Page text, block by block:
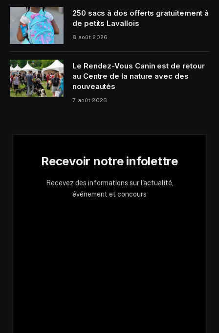
250 sacs à dos offerts gratuitement à
de petits Lavallois
8 août 2026
Le Rendez-Vous Canin est de retour
au Centre de la nature avec des
nouveautés
7 août 2026
Recevoir notre infolettre
Recevez des informations sur l'actualité,
événement et concours